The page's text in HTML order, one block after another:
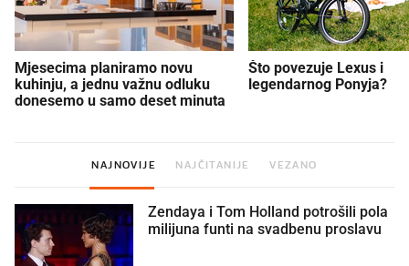
Mjesecima planiramo novu
kuhinju, a jednu važnu odluku
donesemo u samo deset minuta
Što povezuje Lexus i
legendarnog Ponyja?
NAJNOVIJE NAJČITANIJE VEZANO
Zendaya i Tom Holland potrošili pola
milijuna funti na svadbenu proslavu